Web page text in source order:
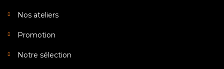
Nos ateliers
Promotion
Notre sélection